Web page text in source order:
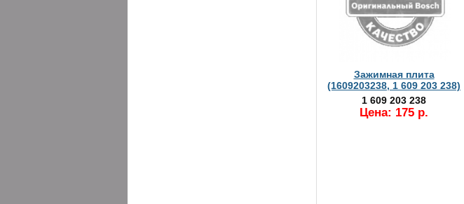
Зажимная плита
(1609203238, 1 609 203 238)
1 609 203 238
Цена: 175 р.